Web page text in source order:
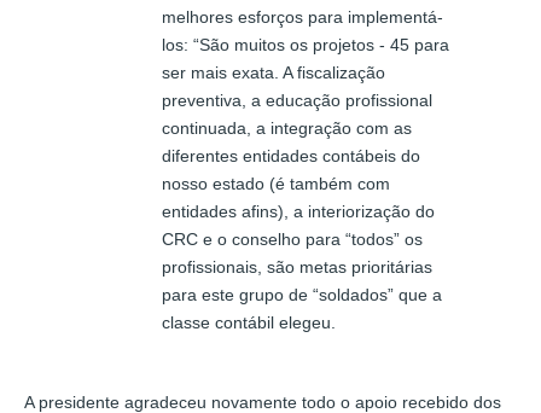
melhores esforços para implementá-
los: “São muitos os projetos - 45 para
ser mais exata. A fiscalização
preventiva, a educação profissional
continuada, a integração com as
diferentes entidades contábeis do
nosso estado (é também com
entidades afins), a interiorização do
CRC e o conselho para “todos” os
profissionais, são metas prioritárias
para este grupo de “soldados” que a
classe contábil elegeu.
A presidente agradeceu novamente todo o apoio recebido dos